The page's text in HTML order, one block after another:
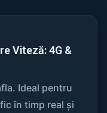
Viteză: 4G &
Ideal pentru
în timp real și